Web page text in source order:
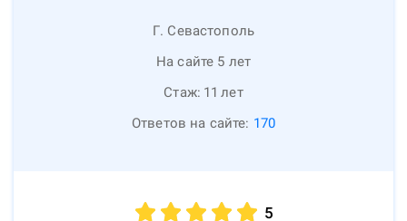
Г. Севастополь
На сайте 5 лет
Стаж: 11 лет
Ответов на сайте: 170
5